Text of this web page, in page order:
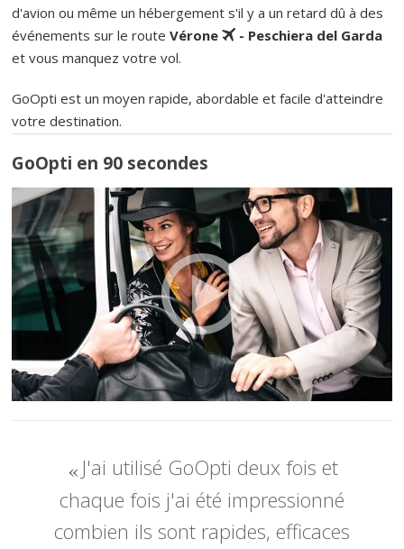
d'avion ou même un hébergement s'il y a un retard dû à des
événements sur le routeVérone
- Peschiera del Garda
et vous manquez votre vol.
GoOpti est un moyen rapide, abordable et facile d'atteindre
votre destination.
GoOpti en 90 secondes
J'ai utilisé GoOpti deux fois et
chaque fois j'ai été impressionné
combien ils sont rapides, efficaces